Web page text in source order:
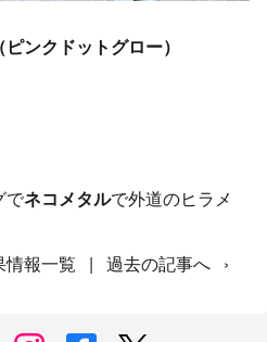
ンクドットグロー）
でネコメタルで外道のヒラメ
情報一覧 | 過去の記事へ ›